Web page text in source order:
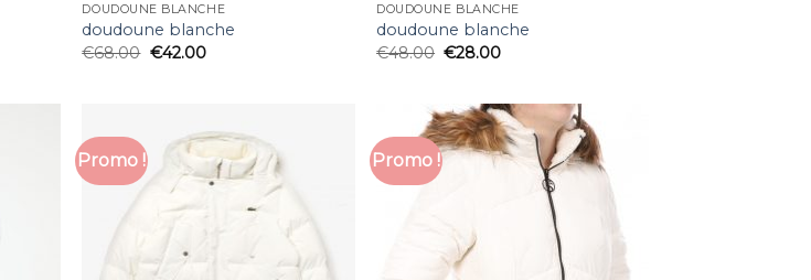
DOUDOUNE BLANCHE
doudoune blanche
€68.00 €42.00
DOUDOUNE BLANCHE
doudoune blanche
€48.00 €28.00
Promo ! Promo !